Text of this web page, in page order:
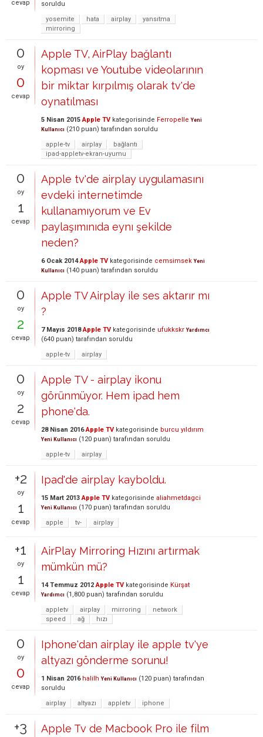
cevap
soruldu
yosemite
hata airplay
yansıtma
mirroring
0
oy
0
cevap
Apple TV, AirPlay bağlantı
kopması ve Youtube videolarının
bir miktar kırpılmış olarak tv'de
oynatılması
5 Nisan 2015 Apple TV kategorisinde Ferropelle Yeni
Kullanıcı (210 puan) tarafından soruldu
apple-tv
airplay
bağlantı
ipad-appletv-ekran-uyumu
0
oy
1
cevap
Apple tv'de airplay uygulamasını
evdeki internetimde
kullanamıyorum ve Ev
paylaşımınıda eynı şekilde
neden?
6 Ocak 2014 Apple TV kategorisinde cemsimsek Yeni
Kullanıcı (140 puan) tarafından soruldu
0
oy
2
cevap
Apple TV Airplay ile ses aktarır mı
?
7 Mayıs 2018 Apple TV kategorisinde ufukkskr Yardımcı
(640 puan) tarafından soruldu
apple-tv
airplay
0
oy
2
cevap
Apple TV - airplay ikonu
görünmüyor. Hem ipad hem
phone'da.
28 Nisan 2016 Apple TV kategorisinde burcu yıldırım
Yeni Kullanıcı (120 puan) tarafından soruldu
apple-tv
airplay
+2
oy
1
cevap
Ipad'de airplay kayboldu.
15 Mart 2013 Apple TV kategorisinde aliahmetdagci
Yeni Kullanıcı (170 puan) tarafından soruldu
apple
tv- airplay
+1
oy
1
cevap
AirPlay Mirroring Hızını artırmak
mümkün mü?
14 Temmuz 2012 Apple TV kategorisinde Kürşat
Yardımcı (1,800 puan) tarafından soruldu
appletv
airplay mirroring
network
speed
ağ hızı
0
oy
0
cevap
Iphone'dan airplay ile apple tv'ye
altyazı gönderme sorunu!
1 Nisan 2016 halilh Yeni Kullanıcı (120 puan) tarafından
soruldu
airplay
altyazı appletv iphone
+3
Apple Tv de Macbook Pro ile film